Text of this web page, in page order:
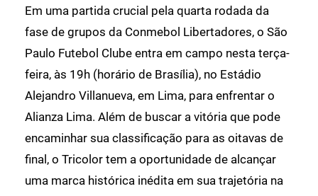
Em uma partida crucial pela quarta rodada da
fase de grupos da Conmebol Libertadores, o São
Paulo Futebol Clube entra em campo nesta terça-
feira, às 19h (horário de Brasília), no Estádio
Alejandro Villanueva, em Lima, para enfrentar o
Alianza Lima. Além de buscar a vitória que pode
encaminhar sua classificação para as oitavas de
final, o Tricolor tem a oportunidade de alcançar
uma marca histórica inédita em sua trajetória na